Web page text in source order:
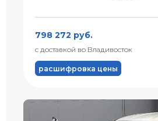
798 272 руб.
с доставкой во Владивосток
расшифровка цены